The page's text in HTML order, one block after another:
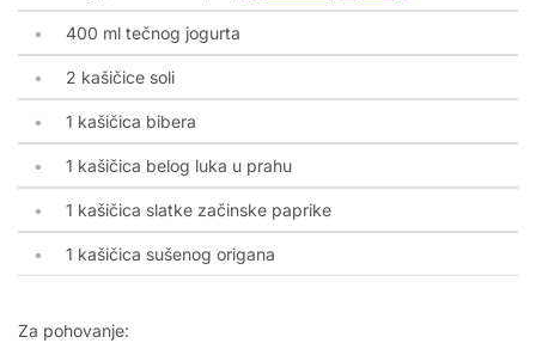
400 ml tečnog jogurta
2 kašičice soli
1 kašičica bibera
1 kašičica belog luka u prahu
1 kašičica slatke začinske paprike
1 kašičica sušenog origana
Za pohovanje: